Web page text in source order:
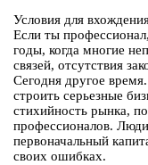
Условия для
Если ты
годы, когда многие
связей, отсутствия
Сегодня другое
строить серьезные
стихийность рынка,
профессионалов.
первоначальный
своих ошибках.